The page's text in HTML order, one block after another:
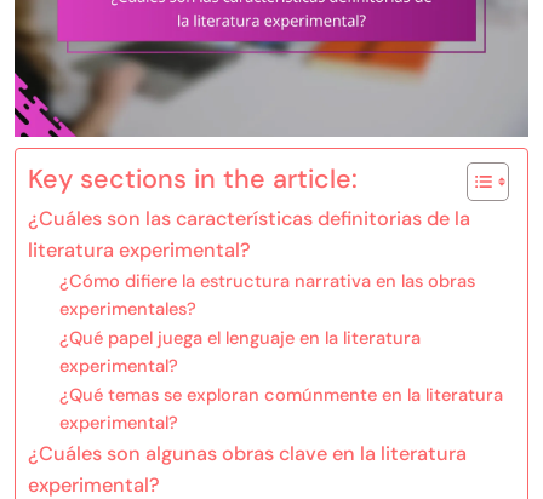
Key sections in the article:
¿Cuáles son las características definitorias de la
literatura experimental?
¿Cómo difiere la estructura narrativa en las obras
experimentales?
¿Qué papel juega el lenguaje en la literatura
experimental?
¿Qué temas se exploran comúnmente en la literatura
experimental?
¿Cuáles son algunas obras clave en la literatura
experimental?